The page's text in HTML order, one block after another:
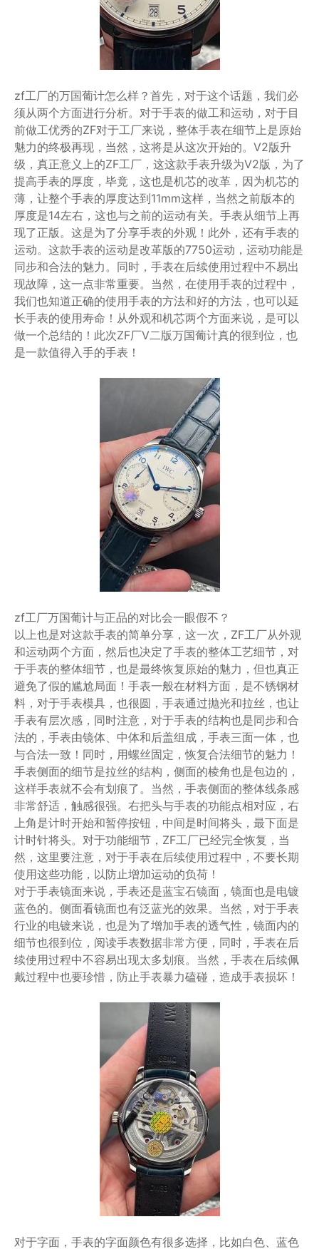
zf工厂的万国葡计怎么样？首先，对于这个话题，我们必
须从两个方面进行分析。对于手表的做工和运动，对于目
前做工优秀的ZF对于工厂来说，整体手表在细节上是原始
魅力的终极再现，当然，这将是从这次开始的。V2版升
级，真正意义上的ZF工厂，这这款手表升级为V2版，为了
提高手表的厚度，毕竟，这也是机芯的改革，因为机芯的
薄，让整个手表的厚度达到11mm这样，当然之前版本的
厚度是14左右，这也与之前的运动有关。手表从细节上再
现了正版。这是为了分享手表的外观！此外，还有手表的
运动。这款手表的运动是改革版的7750运动，运动功能是
同步和合法的魅力。同时，手表在后续使用过程中不易出
现故障，这一点非常重要。当然，在使用手表的过程中，
我们也知道正确的使用手表的方法和好的方法，也可以延
长手表的使用寿命！从外观和机芯两个方面来说，是可以
做一个总结的！此次ZF厂V二版万国葡计真的很到位，也
是一款值得入手的手表！
zf工厂万国葡计与正品的对比会一眼假不？
以上也是对这款手表的简单分享，这一次，ZF工厂从外观
和运动两个方面，然后也决定了手表的整体工艺细节，对
于手表的整体细节，也是最终恢复原始的魅力，但也真正
避免了假的尴尬局面！手表一般在材料方面，是不锈钢材
料，对于手表模具，也很圆，手表通过抛光和拉丝，也让
手表有层次感，同时注意，对于手表的结构也是同步和合
法的，手表由镜体、中体和后盖组成，手表三面一体，也
与合法一致！同时，用螺丝固定，恢复合法细节的魅力！
手表侧面的细节是拉丝的结构，侧面的棱角也是包边的，
这样手表就不会有划痕了。当然，手表侧面的整体线条感
非常舒适，触感很强。右把头与手表的功能点相对应，右
上角是计时开始和暂停按钮，中间是时间将头，最下面是
计时针将头。对于功能细节，ZF工厂已经完全恢复，当
然，这里要注意，对于手表在后续使用过程中，不要长期
使用这些功能，以防止增加运动的负荷！
对于手表镜面来说，手表还是蓝宝石镜面，镜面也是电镀
蓝色的。侧面看镜面也有泛蓝光的效果。当然，对于手表
行业的电镀来说，也是为了增加手表的透气性，镜面内的
细节也很到位，阅读手表数据非常方便，同时，手表在后
续使用过程中不容易出现太多划痕。当然，手表在后续佩
戴过程中也要珍惜，防止手表暴力磕碰，造成手表损坏！
对于字面，手表的字面颜色有很多选择，比如白色、蓝色